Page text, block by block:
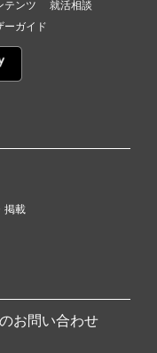
テンツ
就活相談
ーガイド
掲載
お問い合わせ